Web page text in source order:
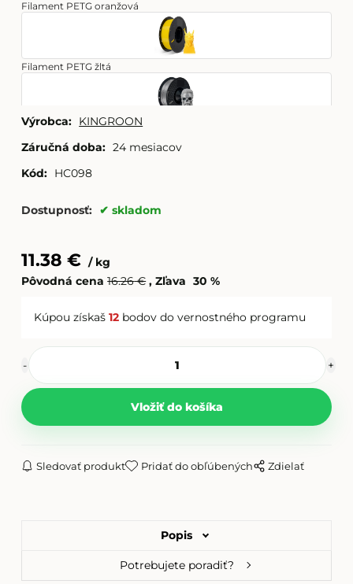
Filament PETG oranžová
Filament PETG žltá
Filament PETG strieborná
Filament PETG červená
Výrobca: KINGROON
Záručná doba: 24 mesiacov
Kód: HC098
Dostupnosť: skladom
11.38 €
kg
Pôvodná cena 16.26€ Zľava 30 %
Kúpou získaš12 bodov do vernostného programu
Sledovať produkt Pridať do obľúbených Zdielať
Popis
Potrebujete poradiť?